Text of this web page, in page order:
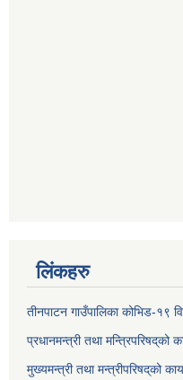
लिंकहरु
तीनपाटन गाउँपालिका कोभिड-१९
प्रधानमन्त्री तथा मन्त्रिपरिषद्‌को
मुख्यमन्त्री तथा मन्त्रीपरिषद्‌को